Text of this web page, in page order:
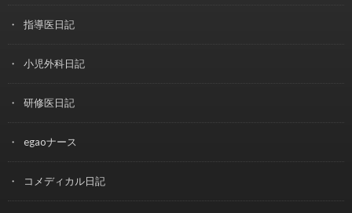
指導医日記
小児外科日記
研修医日記
egaoナース
コメディカル日記